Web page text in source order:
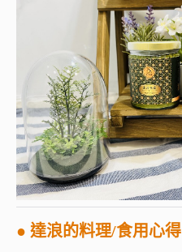
● 達浪的料理/食用心得